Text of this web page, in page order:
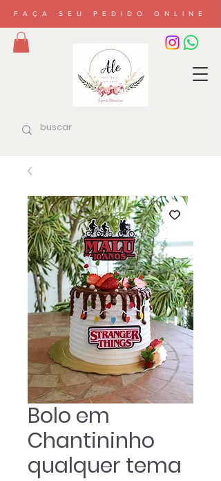
FAÇA SEU PEDIDO ONLINE
Bolo em
Chantininho
qualquer tema